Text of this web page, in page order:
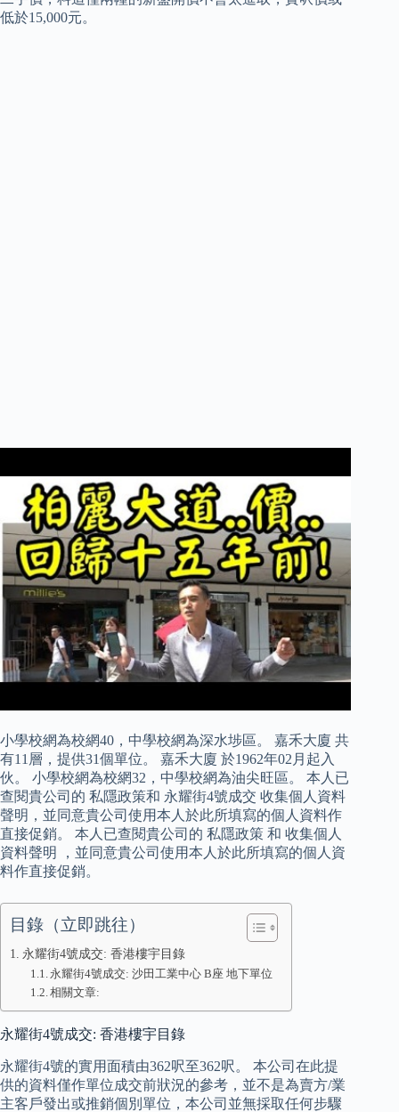
低於15,000元。
小學校網為校網40，中學校網為深水埗區。 嘉禾大廈 共
有11層，提供31個單位。 嘉禾大廈 於1962年02月起入
伙。 小學校網為校網32，中學校網為油尖旺區。 本人已
查閱貴公司的 私隱政策和 永耀街4號成交 收集個人資料
聲明，並同意貴公司使用本人於此所填寫的個人資料作
直接促銷。 本人已查閱貴公司的 私隱政策 和 收集個人
資料聲明 ，並同意貴公司使用本人於此所填寫的個人資
料作直接促銷。
目錄（立即跳往）
永耀街4號成交: 香港樓宇目錄
永耀街4號成交: 沙田工業中心 B座 地下單位
相關文章:
永耀街4號成交: 香港樓宇目錄
永耀街4號的實用面積由362呎至362呎。 本公司在此提
供的資料僅作單位成交前狀況的參考，並不是為賣方/業
主客戶發出或推銷個別單位，本公司並無採取任何步驟